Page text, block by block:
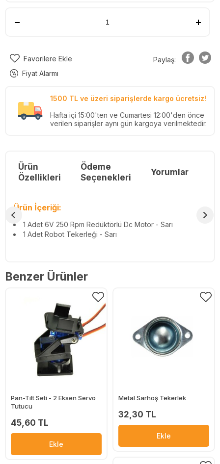
Favorilere Ekle
Fiyat Alarmı
Paylaş:
1500 TL ve üzeri siparişlerde kargo ücretsiz!
Hafta içi 15:00'ten ve Cumartesi 12:00'den önce
verilen siparişler aynı gün kargoya verilmektedir.
Ürün
Özellikleri
Ödeme
Seçenekleri
Yorumlar
Ürün İçeriği:
1 Adet 6V 250 Rpm Redüktörlü Dc Motor - Sarı
1 Adet Robot Tekerleği - Sarı
Benzer Ürünler
Pan-Tilt Seti - 2 Eksen Servo
Tutucu
45,60 TL
Ekle
Metal Sarhoş Tekerlek
32,30 TL
Ekle